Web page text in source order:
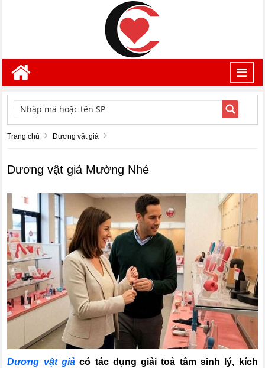
TÌM KIẾM
Trang chủ Dương vật giả
Dương vật giả Mường Nhé
Dương vật giả có tác dụng giải toả tâm sinh lý, kích